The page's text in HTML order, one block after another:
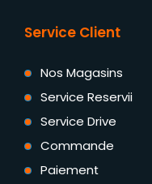
Service Client
Nos Magasins
Service Reservii
Service Drive
Commande
Paiement